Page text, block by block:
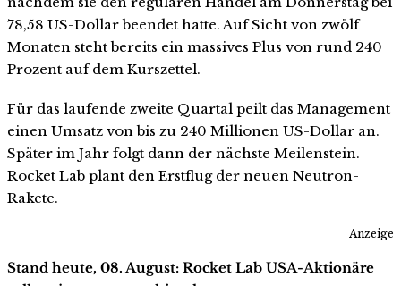
78,58 US-Dollar beendet hatte. Auf Sicht von zwölf
Monaten steht bereits ein massives Plus von rund 240
Prozent auf dem Kurszettel.
Für das laufende zweite Quartal peilt das Management
einen Umsatz von bis zu 240 Millionen US-Dollar an.
Später im Jahr folgt dann der nächste Meilenstein.
Rocket Lab plant den Erstflug der neuen Neutron-
Rakete.
Anzeige
Stand heute, 08. August: Rocket Lab USA-Aktionäre